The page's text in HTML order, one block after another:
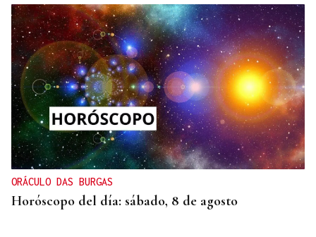
ORÁCULO DAS BURGAS
Horóscopo del día: sábado, 8 de agosto